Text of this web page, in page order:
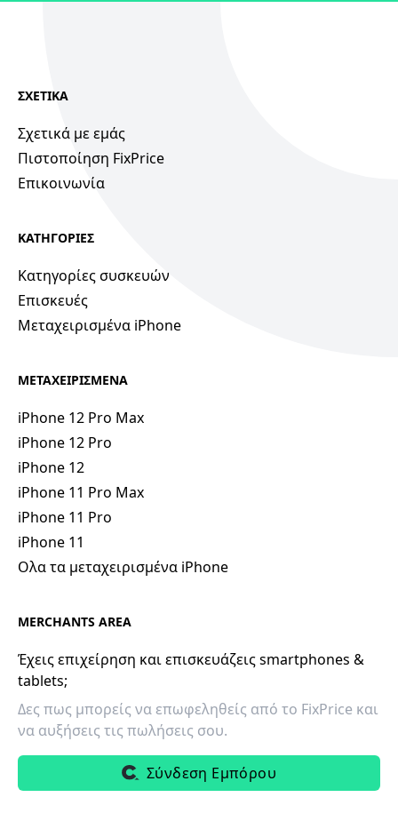
ΣΧΕΤΙΚΑ
Σχετικά με εμάς
Πιστοποίηση FixPrice
Επικοινωνία
ΚΑΤΗΓΟΡΙΕΣ
Κατηγορίες συσκευών
Επισκευές
Μεταχειρισμένα iPhone
ΜΕΤΑΧΕΙΡΙΣΜΕΝΑ
iPhone 12 Pro Max
iPhone 12 Pro
iPhone 12
iPhone 11 Pro Max
iPhone 11 Pro
iPhone 11
Ολα τα μεταχειρισμένα iPhone
MERCHANTS AREA
Έχεις επιχείρηση και επισκευάζεις smartphones &
tablets;
Δες πως μπορείς να επωφεληθείς από το FixPrice και
να αυξήσεις τις πωλήσεις σου.
Σύνδεση Εμπόρου